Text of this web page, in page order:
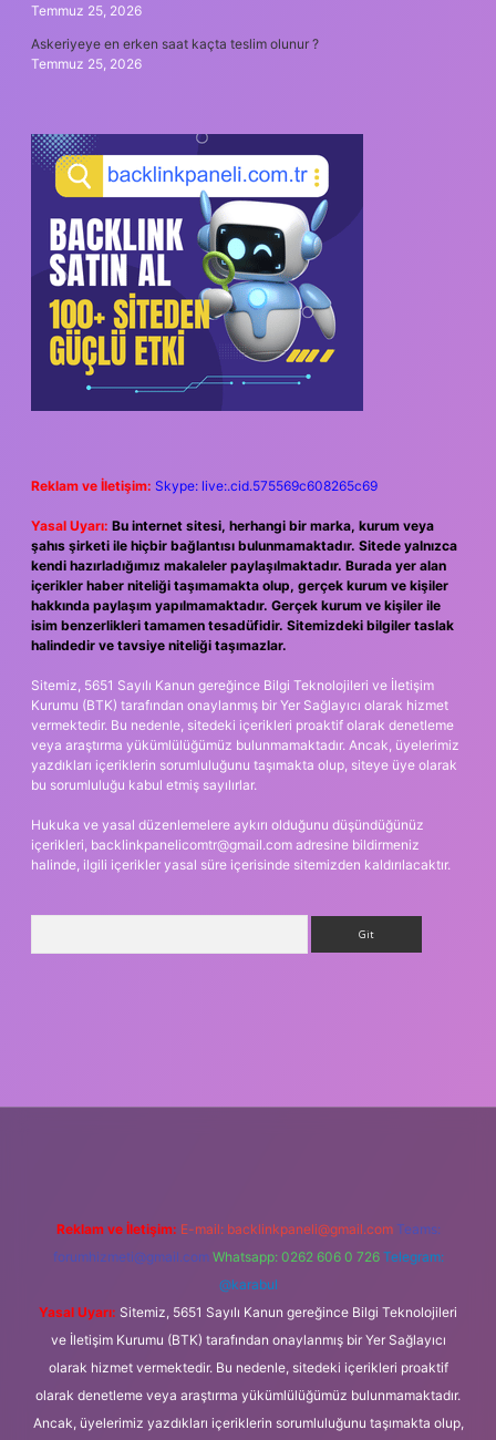
Temmuz 25, 2026
Askeriyeye en erken saat kaçta teslim olunur ?
Temmuz 25, 2026
Reklam ve İletişim: Skype: live:.cid.575569c608265c69
Yasal Uyarı: Bu internet sitesi, herhangi bir marka, kurum veya
şahıs şirketi ile hiçbir bağlantısı bulunmamaktadır. Sitede yalnızca
kendi hazırladığımız makaleler paylaşılmaktadır. Burada yer alan
içerikler haber niteliği taşımamakta olup, gerçek kurum ve kişiler
hakkında paylaşım yapılmamaktadır. Gerçek kurum ve kişiler ile
isim benzerlikleri tamamen tesadüfidir. Sitemizdeki bilgiler taslak
halindedir ve tavsiye niteliği taşımazlar.
Sitemiz, 5651 Sayılı Kanun gereğince Bilgi Teknolojileri ve İletişim
Kurumu (BTK) tarafından onaylanmış bir Yer Sağlayıcı olarak hizmet
vermektedir. Bu nedenle, sitedeki içerikleri proaktif olarak denetleme
veya araştırma yükümlülüğümüz bulunmamaktadır. Ancak, üyelerimiz
yazdıkları içeriklerin sorumluluğunu taşımakta olup, siteye üye olarak
bu sorumluluğu kabul etmiş sayılırlar.
Hukuka ve yasal düzenlemelere aykırı olduğunu düşündüğünüz
içerikleri, backlinkpanelicomtr@gmail.com adresine bildirmeniz
halinde, ilgili içerikler yasal süre içerisinde sitemizden kaldırılacaktır.
Reklam ve İletişim: E-mail: backlinkpaneli@gmail.com Teams:
forumhizmeti@gmail.com Whatsapp: 0262 606 0 726 Telegram:
@karabul
Yasal Uyarı: Sitemiz, 5651 Sayılı Kanun gereğince Bilgi Teknolojileri
ve İletişim Kurumu (BTK) tarafından onaylanmış bir Yer Sağlayıcı
olarak hizmet vermektedir. Bu nedenle, sitedeki içerikleri proaktif
olarak denetleme veya araştırma yükümlülüğümüz bulunmamaktadır.
Ancak, üyelerimiz yazdıkları içeriklerin sorumluluğunu taşımakta olup,